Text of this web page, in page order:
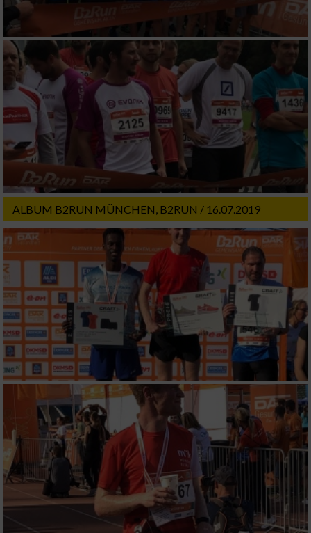
ALBUM B2RUN MÜNCHEN, B2RUN / 16.07.2019